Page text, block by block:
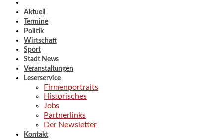
Aktuell
Termine
Politik
Wirtschaft
Sport
Stadt News
Veranstaltungen
Leserservice
Firmenportraits
Historisches
Jobs
Partnerlinks
Der Newsletter
Kontakt